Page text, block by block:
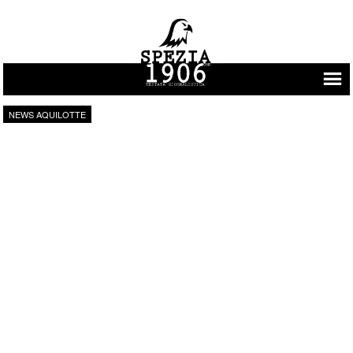
Vai al contenuto
NEWS AQUILOTTE